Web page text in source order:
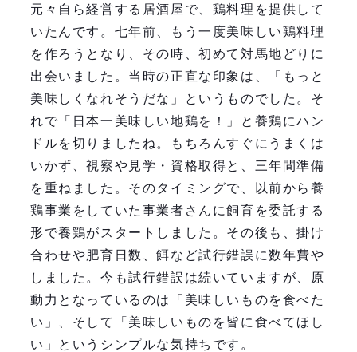
元々自ら経営する居酒屋で、鶏料理を提供して
いたんです。七年前、もう一度美味しい鶏料理
を作ろうとなり、その時、初めて対馬地どりに
出会いました。当時の正直な印象は、「もっと
美味しくなれそうだな」というものでした。そ
れで「日本一美味しい地鶏を！」と養鶏にハン
ドルを切りましたね。もちろんすぐにうまくは
いかず、視察や見学・資格取得と、三年間準備
を重ねました。そのタイミングで、以前から養
鶏事業をしていた事業者さんに飼育を委託する
形で養鶏がスタートしました。その後も、掛け
合わせや肥育日数、餌など試行錯誤に数年費や
しました。今も試行錯誤は続いていますが、原
動力となっているのは「美味しいものを食べた
い」、そして「美味しいものを皆に食べてほし
い」というシンプルな気持ちです。